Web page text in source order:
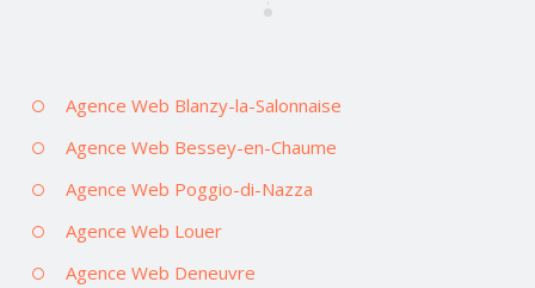
Agence Web Blanzy-la-Salonnaise
Agence Web Bessey-en-Chaume
Agence Web Poggio-di-Nazza
Agence Web Louer
Agence Web Deneuvre